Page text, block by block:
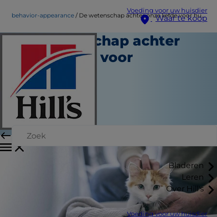
Voeding voor uw huisdier
Waar te koop
Bladeren
Leren
Over Hill's
Voeding voor uw huisdier
behavior-appearance De wetenschap achter onze liefde voor huisdieren
De wetenschap achter
onze liefde voor
huisdieren
Gedrag en uiterlijk
Kara Murphy
April 04, 2018